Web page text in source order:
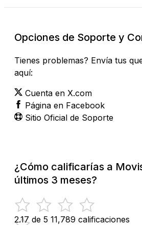
Opciones de Soporte y
Tienes problemas? Envía tus
aquí:
Cuenta en X.com
Página en Facebook
Sitio Oficial de Soporte
¿Cómo calificarías a
últimos 3 meses?
2.17 de 5 11,789 calificaciones